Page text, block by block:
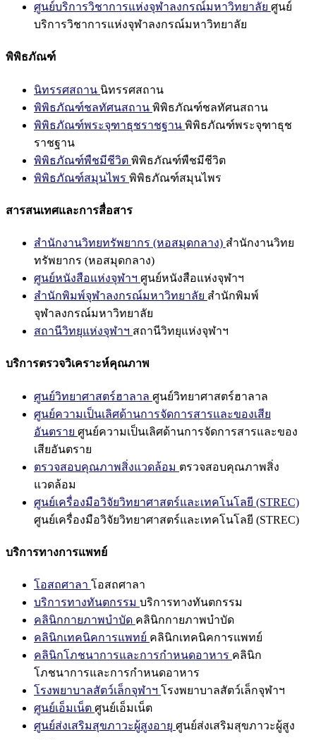
ศูนย์บริการวิชาการแห่งจุฬาลงกรณ์มหาวิทยาลัย ศูนย์
บริการวิชาการแห่งจุฬาลงกรณ์มหาวิทยาลัย
พิพิธภัณฑ์
นิทรรศสถาน นิทรรศสถาน
พิพิธภัณฑ์ชลทัศนสถาน พิพิธภัณฑ์ชลทัศนสถาน
พิพิธภัณฑ์พระจุฑาธุชราชฐาน พิพิธภัณฑ์พระจุฑาธุช
ราชฐาน
พิพิธภัณฑ์พืชมีชีวิต พิพิธภัณฑ์พืชมีชีวิต
พิพิธภัณฑ์สมุนไพร พิพิธภัณฑ์สมุนไพร
สารสนเทศและการสื่อสาร
สำนักงานวิทยทรัพยากร (หอสมุดกลาง) สำนักงานวิทย
ทรัพยากร (หอสมุดกลาง)
ศูนย์หนังสือแห่งจุฬาฯ ศูนย์หนังสือแห่งจุฬาฯ
สำนักพิมพ์จุฬาลงกรณ์มหาวิทยาลัย สำนักพิมพ์
จุฬาลงกรณ์มหาวิทยาลัย
สถานีวิทยุแห่งจุฬาฯ สถานีวิทยุแห่งจุฬาฯ
บริการตรวจวิเคราะห์คุณภาพ
ศูนย์วิทยาศาสตร์ฮาลาล ศูนย์วิทยาศาสตร์ฮาลาล
ศูนย์ความเป็นเลิศด้านการจัดการสารและของเสีย
อันตราย ศูนย์ความเป็นเลิศด้านการจัดการสารและของ
เสียอันตราย
ตรวจสอบคุณภาพสิ่งแวดล้อม ตรวจสอบคุณภาพสิ่ง
แวดล้อม
ศูนย์เครื่องมือวิจัยวิทยาศาสตร์และเทคโนโลยี (STREC)
ศูนย์เครื่องมือวิจัยวิทยาศาสตร์และเทคโนโลยี (STREC)
บริการทางการแพทย์
โอสถศาลา โอสถศาลา
บริการทางทันตกรรม บริการทางทันตกรรม
คลินิกกายภาพบำบัด คลินิกกายภาพบำบัด
คลินิกเทคนิคการแพทย์ คลินิกเทคนิคการแพทย์
คลินิกโภชนาการและการกำหนดอาหาร คลินิก
โภชนาการและการกำหนดอาหาร
โรงพยาบาลสัตว์เล็กจุฬาฯ โรงพยาบาลสัตว์เล็กจุฬาฯ
ศูนย์เอ็มเน็ต ศูนย์เอ็มเน็ต
ศูนย์ส่งเสริมสุขภาวะผู้สูงอายุ ศูนย์ส่งเสริมสุขภาวะผู้สูง